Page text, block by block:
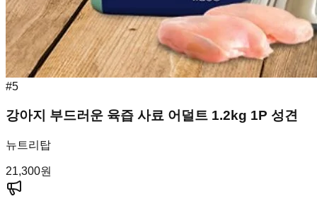
#5
강아지 부드러운 육즙 사료 어덜트 1.2kg 1P 성견
뉴트리탑
21,300원